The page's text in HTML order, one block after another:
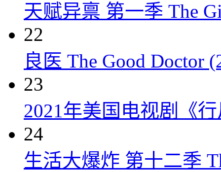
天赋异禀 第一季 The
22
良医 The Good Doctor
23
2021年美国电视剧《
24
生活大爆炸 第十二季